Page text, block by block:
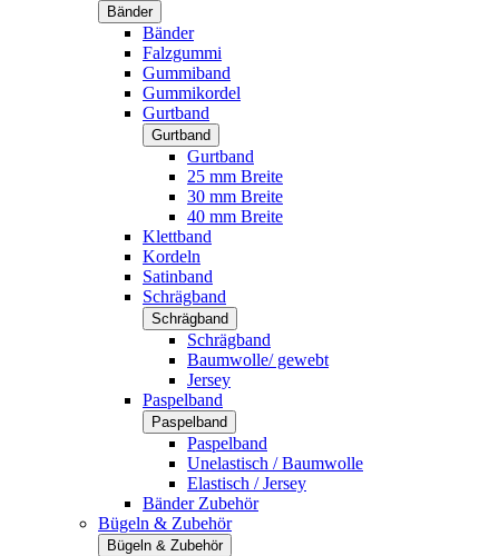
Bänder
Bänder
Falzgummi
Gummiband
Gummikordel
Gurtband
Gurtband
Gurtband
25 mm Breite
30 mm Breite
40 mm Breite
Klettband
Kordeln
Satinband
Schrägband
Schrägband
Schrägband
Baumwolle/ gewebt
Jersey
Paspelband
Paspelband
Paspelband
Unelastisch / Baumwolle
Elastisch / Jersey
Bänder Zubehör
Bügeln & Zubehör
Bügeln & Zubehör